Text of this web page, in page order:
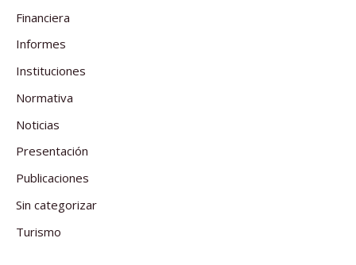
Financiera
Informes
Instituciones
Normativa
Noticias
Presentación
Publicaciones
Sin categorizar
Turismo